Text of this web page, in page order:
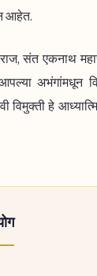
आहेत.
संत एकनाथ
आपल्या अभंगांमधून
विमुक्ती हे